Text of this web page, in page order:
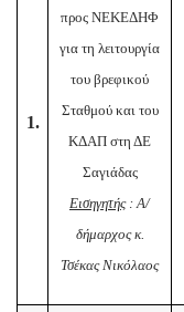
1.
προς ΝΕΚΕΔΗΦ
για τη λειτουργία
του βρεφικού
Σταθμού και του
ΚΔΑΠ στη ΔΕ
Σαγιάδας
Εισηγητής: Α/
δήμαρχος κ.
Τσέκας Νικόλαος